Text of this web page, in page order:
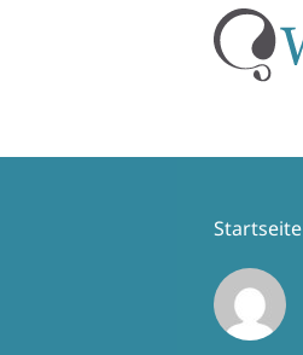
Startseite